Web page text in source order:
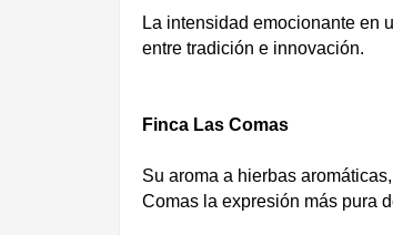
La intensidad emocionante en
entre tradición e innovación.
Finca Las Comas
Su aroma a hierbas
Comas la expresión más pura